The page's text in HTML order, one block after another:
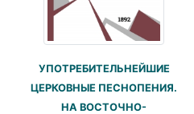
УПОТРЕБИТЕЛЬНЕЙШИЕ
ЦЕРКОВНЫЕ ПЕСНОПЕНИЯ.
НА ВОСТОЧНО-